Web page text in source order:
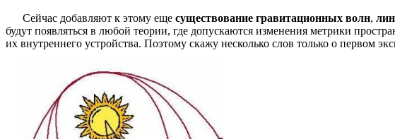
Сейчас добавляют к этому еще существование гравитационных волн,
будут появляться в любой теории, где допускаются изменения метрики
их внутреннего устройства. Поэтому скажу несколько слов только о первом